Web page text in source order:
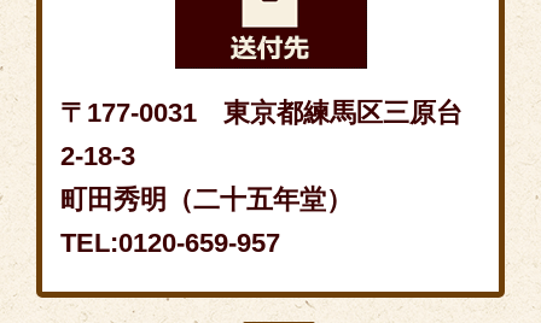
〒177-0031 東京都練馬区三原台
2-18-3
町田秀明（二十五年堂）
TEL:0120-659-957